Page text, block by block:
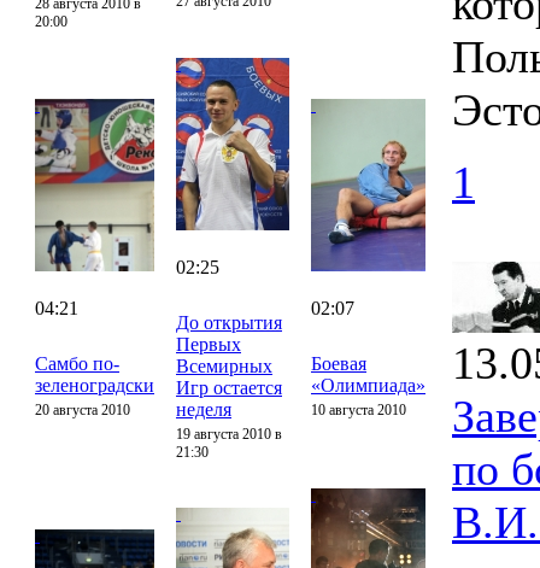
28 августа 2010 в
20:00
04:21
Самбо по-
зеленоградски
20 августа 2010
02:25
До открытия
Первых
Всемирных
Игр остается
неделя
19 августа 2010 в
21:30
02:07
Боевая
«Олимпиада»
10 августа 2010
1
по